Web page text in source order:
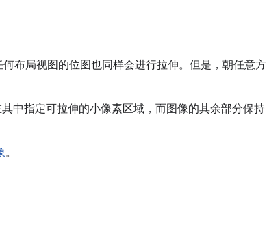
布局视图的位图也同样会进行拉伸。但是，朝任意方
中指定可拉伸的小像素区域，而图像的其余部分保持
。